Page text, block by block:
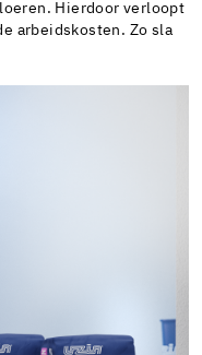
Hierdoor verloopt
arbeidskosten. Zo sla